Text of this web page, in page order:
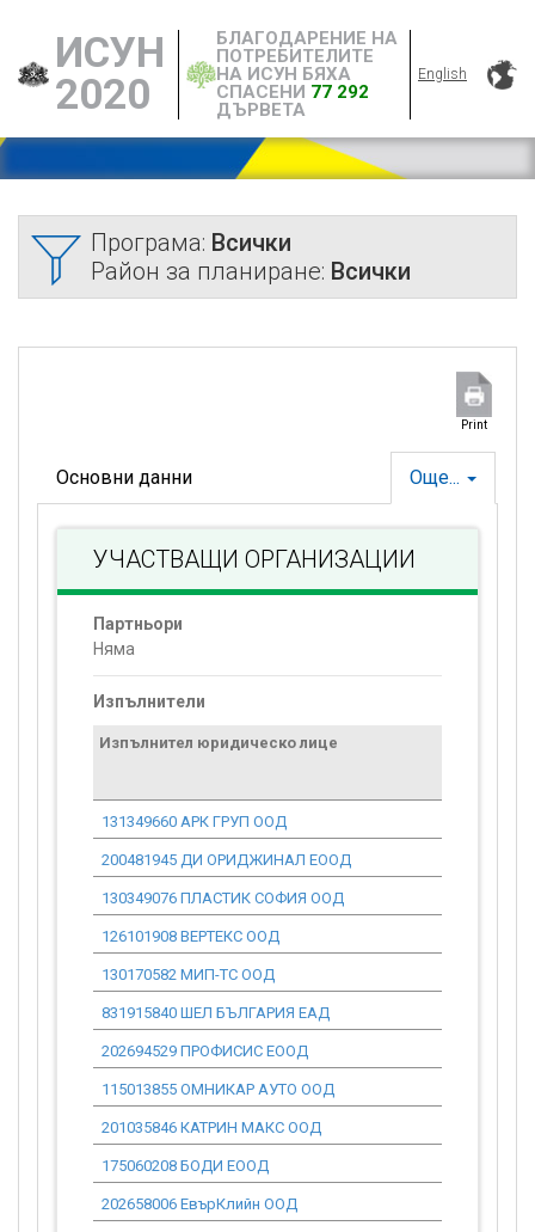
ИСУН
2020
БЛАГОДАРЕНИЕ НА
ПОТРЕБИТЕЛИТЕ
НА ИСУН БЯХА
СПАСЕНИ 77 292
ДЪРВЕТА
English
Програма: Всички
Район за планиране: Всички
Print
Още...
Основни данни
УЧАСТВАЩИ ОРГАНИЗАЦИИ
Партньори
Няма
Изпълнители
Изпълнител юридическо лице
131349660 АРК ГРУП ООД
200481945 ДИ ОРИДЖИНАЛ ЕООД
130349076 ПЛАСТИК СОФИЯ ООД
126101908 ВЕРТЕКС ООД
130170582 МИП-ТС ООД
831915840 ШЕЛ БЪЛГАРИЯ ЕАД
202694529 ПРОФИСИС ЕООД
115013855 ОМНИКАР АУТО ООД
201035846 КАТРИН МАКС ООД
175060208 БОДИ ЕООД
202658006 ЕвърКлийн ООД